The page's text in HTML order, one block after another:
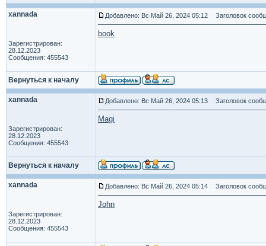
xannada
Зарегистрирован:
28.12.2023
Сообщения: 455543
Добавлено: Вс Май 26, 2024 05:12 Заголовок
book
Вернуться к началу
xannada
Зарегистрирован:
28.12.2023
Сообщения: 455543
Добавлено: Вс Май 26, 2024 05:13 Заголовок
Magi
Вернуться к началу
xannada
Зарегистрирован:
28.12.2023
Сообщения: 455543
Добавлено: Вс Май 26, 2024 05:14 Заголовок
John